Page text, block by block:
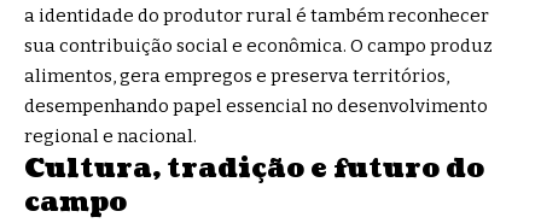
a identidade do produtor rural é também reconhecer
sua contribuição social e econômica. O campo produz
alimentos, gera empregos e preserva territórios,
desempenhando papel essencial no desenvolvimento
regional e nacional.
Cultura, tradição e futuro do
campo